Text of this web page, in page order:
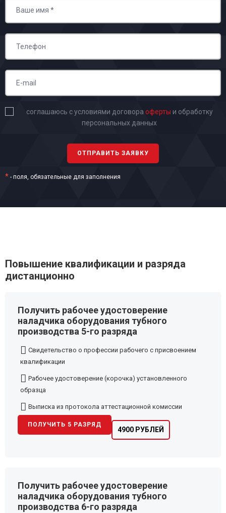
соглашаюсь с условиями договора оферты и обработку
персональных данных
* - поля, обязательные для заполнения
Повышение квалификации и разряда
дистанционно
Получить рабочее удостоверение
наладчика оборудования тубного
производства 5-го разряда
Свидетельство о профессии рабочего с присвоением
квалификации
Рабочее удостоверение (корочка) установленного
образца
Выписка из протокола аттестационной комиссии
4900 РУБЛЕЙ
ПОЛУЧИТЬ 5 РАЗРЯД
Получить рабочее удостоверение
наладчика оборудования тубного
производства 6-го разряда